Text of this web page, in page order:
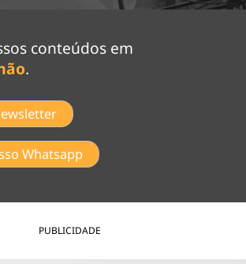
conteúdos em
.
Whatsapp
PUBLICIDADE